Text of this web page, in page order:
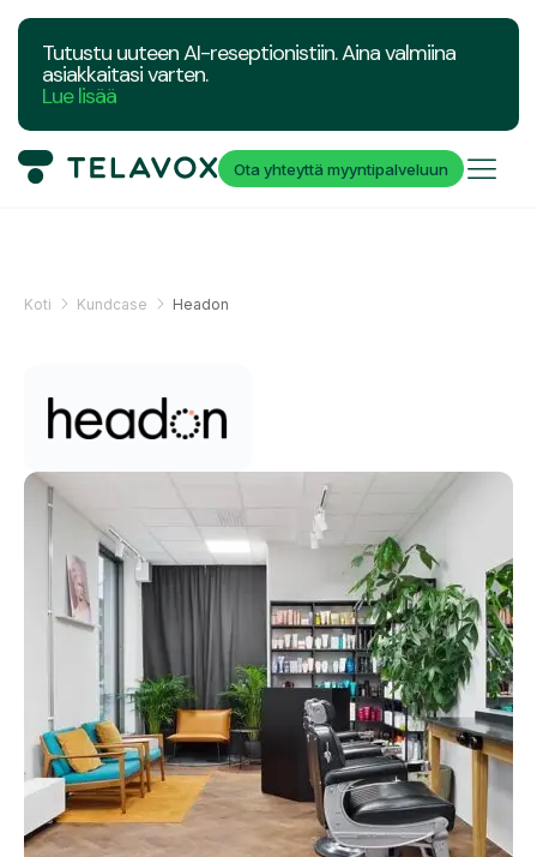
Tutustu uuteen AI-reseptionistiin. Aina valmiina
asiakkaitasi varten.
Lue lisää
Ota yhteyttä myyntipalveluun
Koti Kundcase Headon